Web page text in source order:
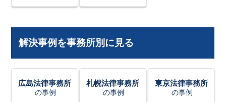
解決事例を事務所別に見る
広島法律事務所
の事例
札幌法律事務所
の事例
東京法律事務所
の事例